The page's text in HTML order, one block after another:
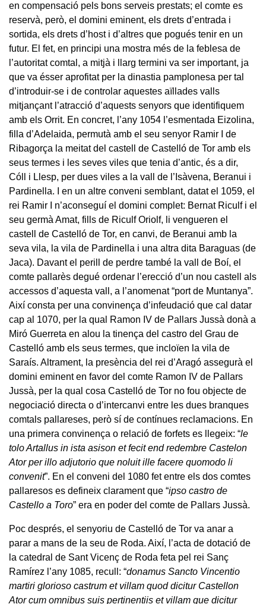
en compensació pels bons serveis prestats; el comte es
reservà, però, el domini eminent, els drets d’entrada i
sortida, els drets d’host i d’altres que pogués tenir en un
futur. El fet, en principi una mostra més de la feblesa de
l’autoritat comtal, a mitjà i llarg termini va ser important, ja
que va ésser aprofitat per la dinastia pamplonesa per tal
d’introduir-se i de controlar aquestes aïllades valls
mitjançant l’atracció d’aquests senyors que identifiquem
amb els Orrit. En concret, l’any 1054 l’esmentada Eizolina,
filla d’Adelaida, permutà amb el seu senyor Ramir I de
Ribagorça la meitat del castell de Castelló de Tor amb els
seus termes i les seves viles que tenia d’antic, és a dir,
Cóll i Llesp, per dues viles a la vall de l’Isàvena, Beranui i
Pardinella. I en un altre conveni semblant, datat el 1059, el
rei Ramir I n’aconseguí el domini complet: Bernat Riculf i el
seu germà Amat, fills de Riculf Oriolf, li vengueren el
castell de Castelló de Tor, en canvi, de Beranui amb la
seva vila, la vila de Pardinella i una altra dita Baraguas (de
Jaca). Davant el perill de perdre també la vall de Boí, el
comte pallarès degué ordenar l’erecció d’un nou castell als
accessos d’aquesta vall, a l’anomenat “port de Muntanya”.
Així consta per una convinença d’infeudació que cal datar
cap al 1070, per la qual Ramon IV de Pallars Jussà donà a
Miró Guerreta en alou la tinença del castro del Grau de
Castelló amb els seus termes, que incloïen la vila de
Saraís. Altrament, la presència del rei d’Aragó assegurà el
domini eminent en favor del comte Ramon IV de Pallars
Jussà, per la qual cosa Castelló de Tor no fou objecte de
negociació directa o d’intercanvi entre les dues branques
comtals pallareses, però sí de contínues reclamacions. En
una primera convinença o relació de forfets es llegeix: “le
tolo Artallus in ista asison et fecit end redembre Castelon
Ator per illo adjutorio que noluit ille facere quomodo li
convenit”. En el conveni del 1080 fet entre els dos comtes
pallaresos es defineix clarament que “ipso castro de
Castello a Toro” era en poder del comte de Pallars Jussà.
Poc després, el senyoriu de Castelló de Tor va anar a
parar a mans de la seu de Roda. Així, l’acta de dotació de
la catedral de Sant Vicenç de Roda feta pel rei Sanç
Ramírez l’any 1085, recull: “donamus Sancto Vincentio
martiri glorioso castrum et villam quod dicitur Castellon
Ator cum omnibus suis pertinentiis et villam que dicitur